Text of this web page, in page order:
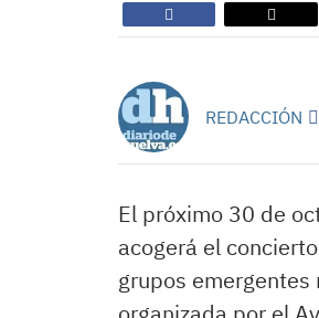
REDACCIÓN
El próximo 30 de
acogerá el
grupos emergentes